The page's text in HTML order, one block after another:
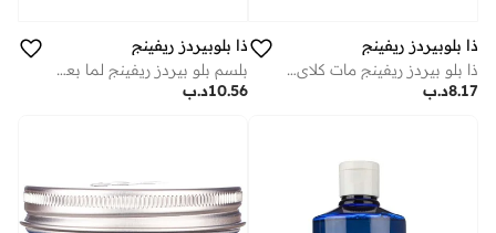
ذا بلوبيردز ريفينج
ذا بلو بيردز ريفينج مات كلاي، تثبيت متوسط لمعان منخفض لتصفيفة شعر مطفية مع إضافة ملمس مل
د.ب8.17
ذا بلوبيردز ريفينج
بلسم بلو بيردز ريفينج لما بعد الحلاقة للرجال (100 مل) - مرطب مهدئ للبشرة نباتي
د.ب10.56